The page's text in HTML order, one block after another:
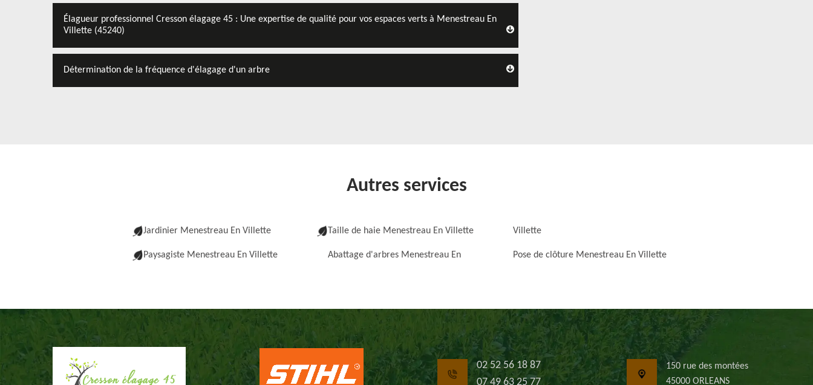
Élagueur professionnel Cresson élagage 45 : Une expertise de qualité pour vos espaces verts à Menestreau En
Villette (45240)
Détermination de la fréquence d'élagage d'un arbre
Autres services
Jardinier Menestreau En Villette
Paysagiste Menestreau En Villette
Taille de haie Menestreau En Villette
Abattage d'arbres Menestreau En
Villette
Pose de clôture Menestreau En Villette
02 52 56 18 87
07 49 63 25 77
150 rue des montées
45000 ORLEANS